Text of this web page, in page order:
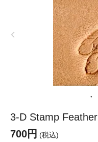
3-D Stamp Feather
700円 (税込)